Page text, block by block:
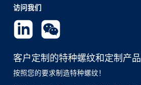
访问我们
客户定制的特种螺纹和定制产品
按照您的要求制造特种螺纹！